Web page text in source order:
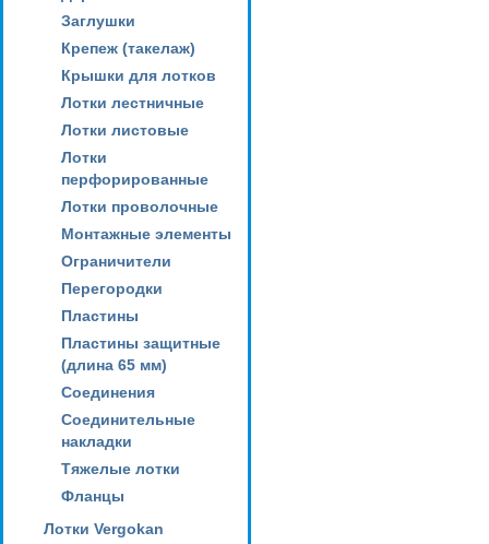
Заглушки
Крепеж (такелаж)
Крышки для лотков
Лотки лестничные
Лотки листовые
Лотки
перфорированные
Лотки проволочные
Монтажные элементы
Ограничители
Перегородки
Пластины
Пластины защитные
(длина 65 мм)
Соединения
Соединительные
накладки
Тяжелые лотки
Фланцы
Лотки Vergokan